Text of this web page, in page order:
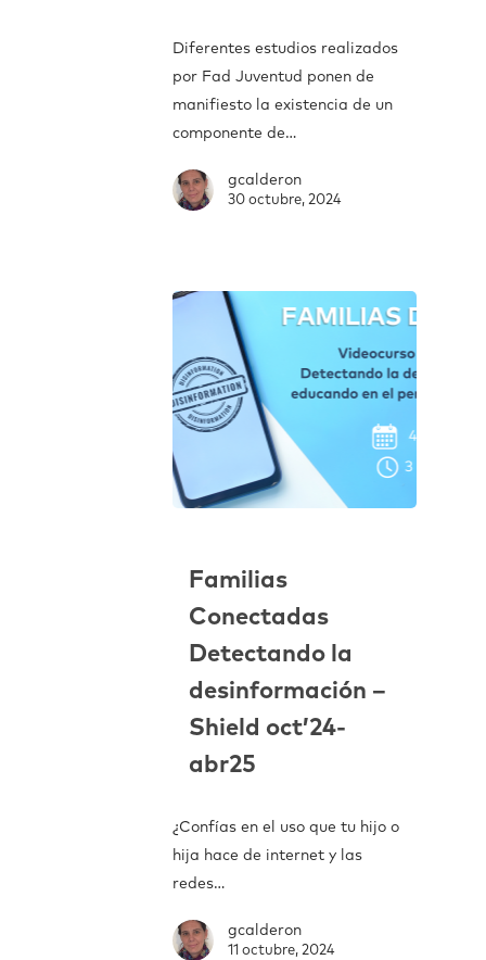
Diferentes estudios realizados
por Fad Juventud ponen de
manifiesto la existencia de un
componente de…
gcalderon
30 octubre, 2024
Familias
Conectadas
Detectando la
desinformación –
Shield oct’24-
abr25
¿Confías en el uso que tu hijo o
hija hace de internet y las
redes…
gcalderon
11 octubre, 2024